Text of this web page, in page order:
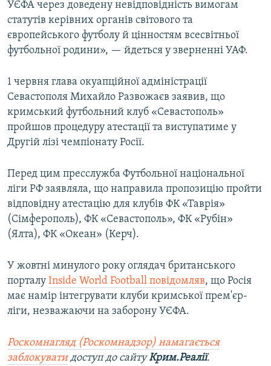
УЄФА через доведену невідповідність вимогам
статутів керівних органів світового та
європейського футболу й цінностям всесвітньої
футбольної родини», — йдеться у зверненні УАФ.
1 червня глава окуапційної адміністрації
Севастополя Михайло Развожаєв заявив, що
кримський футбольний клуб «Севастополь»
пройшов процедуру атестації та виступатиме у
Другій лізі чемпіонату Росії.
Перед цим пресслужба Футбольної національної
ліги РФ заявляла, що направила пропозицію пройти
відповідну атестацію для клубів ФК «Таврія»
(Сімферополь), ФК «Севастополь», ФК «Рубін»
(Ялта), ФК «Океан» (Керч).
У жовтні минулого року оглядач британського
порталу Inside World Football повідомляв, що Росія
має намір інтегрувати клуби кримської прем'єр-
ліги, незважаючи на заборону УЄФА.
Роскомнагляд (Роскомнадзор) намагається
заблокуватидоступ до сайтуКрим.Реалії.